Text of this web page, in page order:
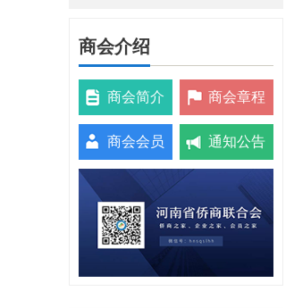
商会介绍
商会简介 商会章程
商会会员 通知公告